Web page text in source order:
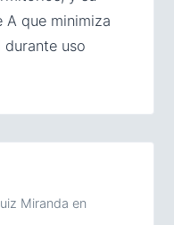
A que minimiza
uso
Miranda en